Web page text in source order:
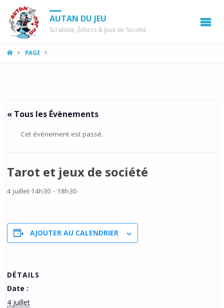
AUTAN DU JEU
Scrabble, Échecs & Jeux de Société
LA
PAGE
« Tous les Évènements
Cet évènement est passé.
Tarot et jeux de société
4 juillet-14h30 - 18h30
AJOUTER AU CALENDRIER
DÉTAILS
Date :
4 juillet